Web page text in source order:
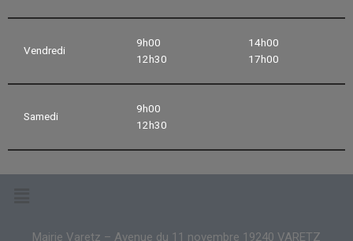
Vendredi
9h00
12h30
14h00
17h00
Samedi
9h00
12h30
Mairie Varetz – Avenue du 11 novembre 19240 VARETZ